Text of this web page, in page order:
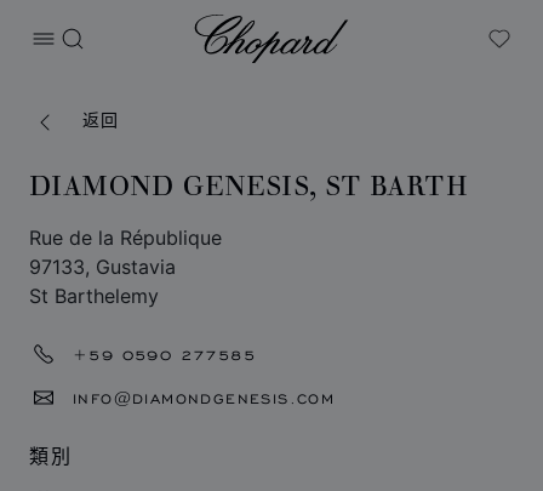
打开菜单
搜索
Chopard
My
返回
DIAMOND GENESIS, ST BARTH
Rue de la République
97133, Gustavia
St Barthelemy
+59 0590 277585
INFO@DIAMONDGENESIS.COM
類別